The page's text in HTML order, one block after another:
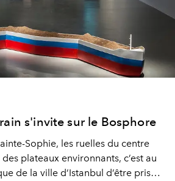
s'invite sur le Bosphore
Sophie, les ruelles du centre
plateaux environnants, c’est au
de la ville d’Istanbul d’être pris